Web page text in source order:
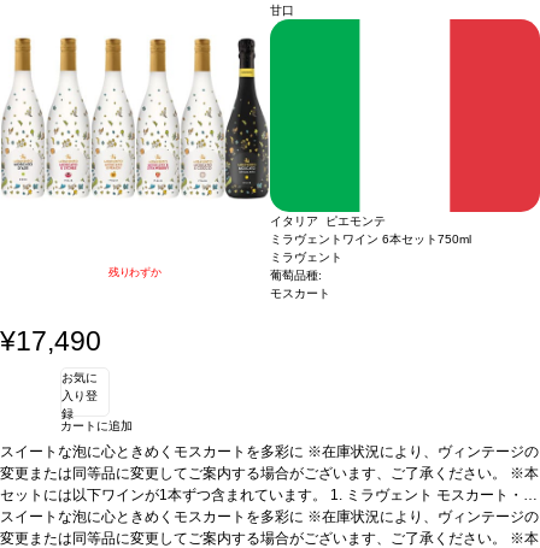
残りわずか
甘口
イタリア ピエモンテ
ミラヴェントワイン 6本セット750ml
ミラヴェント
葡萄品種:
モスカート
¥17,490
お気に
入り登
録
カートに追加
スイートな泡に心ときめくモスカートを多彩に ※在庫状況により、ヴィンテージの
変更または同等品に変更してご案内する場合がございます、ご了承ください。 ※本
セットには以下ワインが1本ずつ含まれています。
1. ミラヴェント モスカート・ダ
スティ (2024)イタリア、ピエモンテ / 白・微発泡 / 甘口テイスティングノート鮮
やかな麦わら色。モスカートのフローラルなノーズを示し、桃のフルーティーさが
スイートな泡に心ときめくモスカートを多彩に ※在庫状況により、ヴィンテージの
変更または同等品に変更してご案内する場合がございます、ご了承ください。 ※本